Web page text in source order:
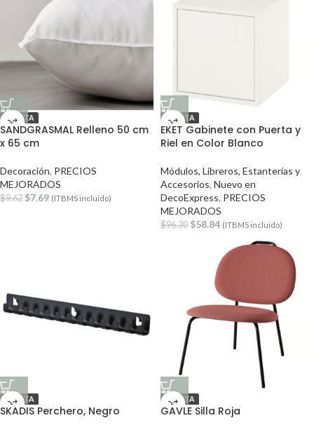
OFERTA
SANDGRASMAL Relleno 50 cm
x 65 cm
Decoración, PRECIOS
MEJORADOS
$9.62 $7.69 (ITBMS incluido)
OFERTA
EKET Gabinete con Puerta y
Riel en Color Blanco
Módulos, Libreros, Estanterías y
Accesorios, Nuevo en
DecoExpress, PRECIOS
MEJORADOS
$96.30 $58.84 (ITBMS incluido)
OFERTA
SKADIS Perchero, Negro
OFERTA
GAVLE Silla Roja